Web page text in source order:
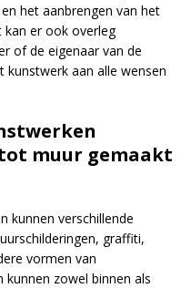
het aanbrengen van het
kan er ook overleg
of de eigenaar van de
aan alle wensen
muur gemaakt
kunnen verschillende
graffiti,
vormen van
zowel binnen als